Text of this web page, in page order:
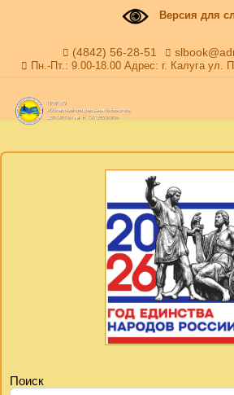
Версия для
(4842) 56-28-51
Пн.-Пт.: 9.00-18.00 Адрес: г. Калуга ул.
Поиск